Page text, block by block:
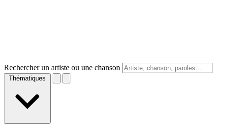
Rechercher un artiste ou une chanson
Thématiques